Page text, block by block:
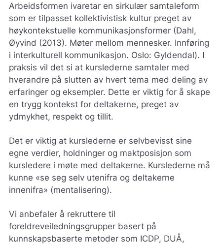
Arbeidsformen ivaretar en sirkulær samtaleform
som er tilpasset kollektivistisk kultur preget av
høykontekstuelle kommunikasjonsformer (Dahl,
Øyvind (2013). Møter mellom mennesker. Innføring
i interkulturell kommunikasjon. Oslo: Gyldendal). I
praksis vil det si at kurslederne samtaler med
hverandre på slutten av hvert tema med deling av
erfaringer og eksempler. Dette er viktig for å skape
en trygg kontekst for deltakerne, preget av
ydmykhet, respekt og tillit.
Det er viktig at kurslederne er selvbevisst sine
egne verdier, holdninger og maktposisjon som
kursledere i møte med deltakerne. Kurslederne må
kunne «se seg selv utenifra og deltakerne
innenifra» (mentalisering).
Vi anbefaler å rekruttere til
foreldreveiledningsgrupper basert på
kunnskapsbaserte metoder som ICDP, DUÅ,